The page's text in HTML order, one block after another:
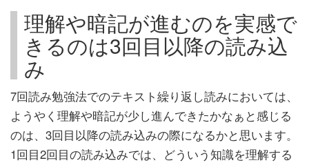
理解や暗記が進むのを実感で
きるのは3回目以降の読み込
み
7回読み勉強法でのテキスト繰り返し読みにおいては、
ようやく理解や暗記が少し進んできたかなぁと感じる
のは、3回目以降の読み込みの際になるかと思います。
1回目2回目の読み込みでは、どういう知識を理解する